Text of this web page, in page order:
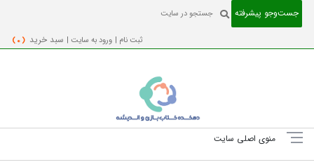
جست‌و‌جو پیشرفته
ثبت نام | ورود به سایت | سبد خرید ( 0 )
منوی اصلی سایت